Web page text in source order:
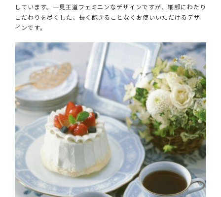
しています。一見王道フェミニンなデザインですが、細部にわたり
こだわりを尽くした、長く飽きることなくお使いいただけるデザ
インです。